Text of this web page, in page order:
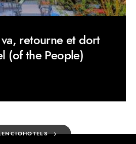
retourne et dort
(of the People)